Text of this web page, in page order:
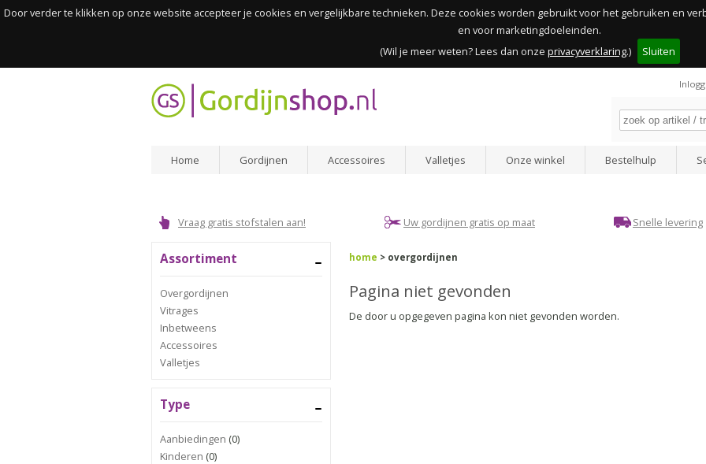
Door verder te klikken op onze website accepteer je cookies en vergelijkbare technieken. Deze cookies worden gebruikt voor het gebruiken en
en voor marketingdoeleinden.
(Wil je meer weten? Lees dan onze privacyverklaring.) Sluiten
Home Gordijnen Accessoires Valletjes Onze winkel Bestelhulp
Vraag gratis stofstalen aan! Uw gordijnen gratis op maat Snelle levering
Assortiment
Overgordijnen
Vitrages
Inbetweens
Accessoires
Valletjes
Type
Aanbiedingen (0)
Kinderen (0)
home > overgordijnen
Pagina niet gevonden
De door u opgegeven pagina kon niet gevonden worden.